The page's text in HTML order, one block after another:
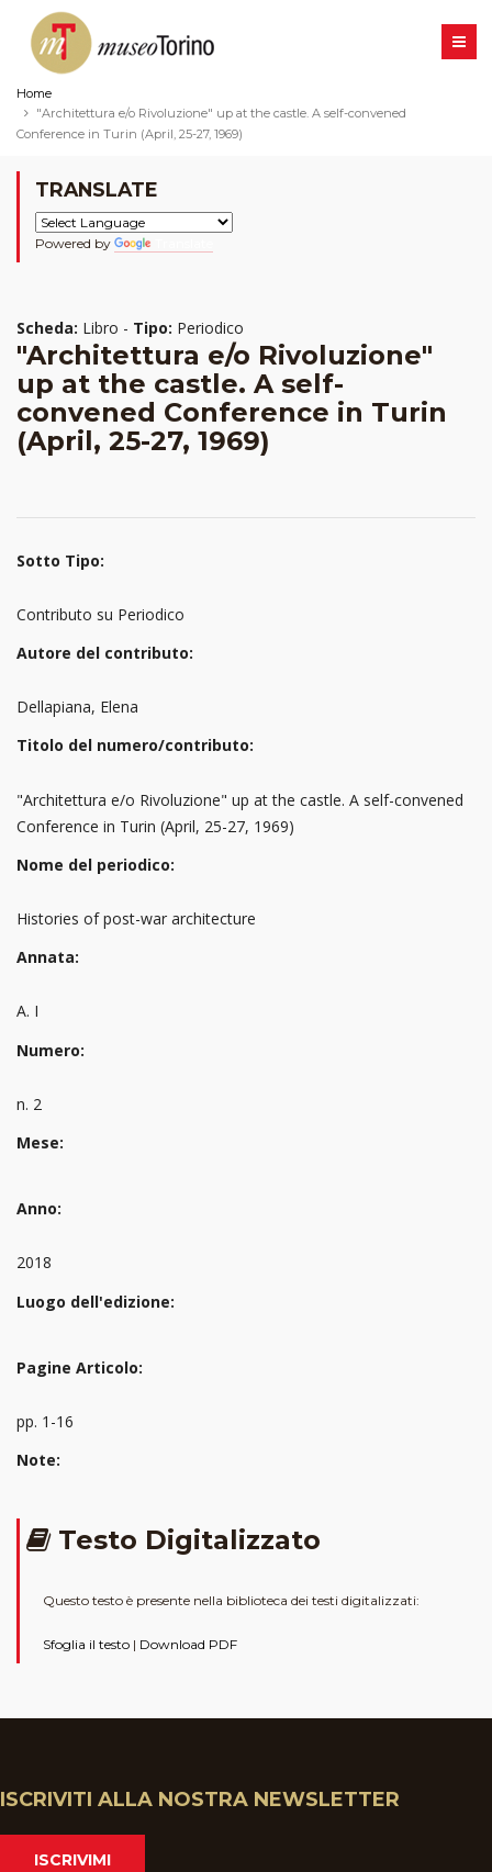
Home
"Architettura e/o Rivoluzione" up at the castle. A self-convened
Conference in Turin (April, 25-27, 1969)
TRANSLATE
Powered by
Scheda: Libro - Tipo: Periodico
"Architettura e/o Rivoluzione"
up at the castle. A self-
convened Conference in Turin
(April, 25-27, 1969)
Sotto Tipo:
Contributo su Periodico
Autore del contributo:
Dellapiana, Elena
Titolo del numero/contributo:
"Architettura e/o Rivoluzione" up at the castle. A self-convened
Conference in Turin (April, 25-27, 1969)
Nome del periodico:
Histories of post-war architecture
Annata:
A. I
Numero:
n. 2
Mese:
Anno:
2018
Luogo dell'edizione:
Pagine Articolo:
pp. 1-16
Note:
Testo Digitalizzato
Questo testo è presente nella biblioteca dei testi digitalizzati:
Sfoglia il testo | Download PDF
ISCRIVITI ALLA NOSTRA NEWSLETTER
ISCRIVIMI